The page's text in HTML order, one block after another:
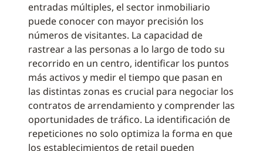
entradas múltiples, el sector inmobiliario
puede conocer con mayor precisión los
números de visitantes. La capacidad de
rastrear a las personas a lo largo de todo su
recorrido en un centro, identificar los puntos
más activos y medir el tiempo que pasan en
las distintas zonas es crucial para negociar los
contratos de arrendamiento y comprender las
oportunidades de tráfico. La identificación de
repeticiones no solo optimiza la forma en que
los establecimientos de retail pueden